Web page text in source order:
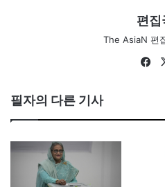
편집
The AsiaN 편
필자의 다른 기사